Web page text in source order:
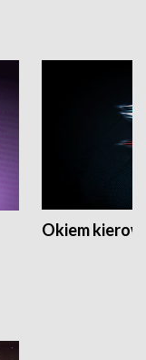
Okiem